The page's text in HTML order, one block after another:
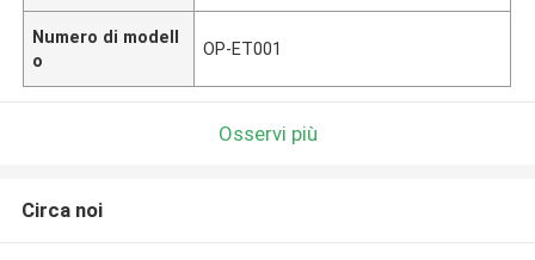
Numero di modell
o
OP-ET001
Osservi più
Circa noi